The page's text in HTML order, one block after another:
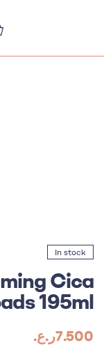
In stock
Cica
195ml
7.500ر.ع.